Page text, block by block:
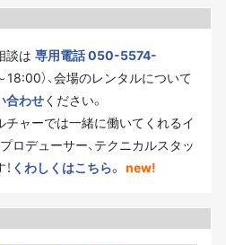
談は 専用電話 050-5574-
18:00）、会場のレンタルについて
合わせください。
チャーでは一緒に働いてくれるイ
ロデューサー、テクニカルスタッ
くわしくはこちら。 new!